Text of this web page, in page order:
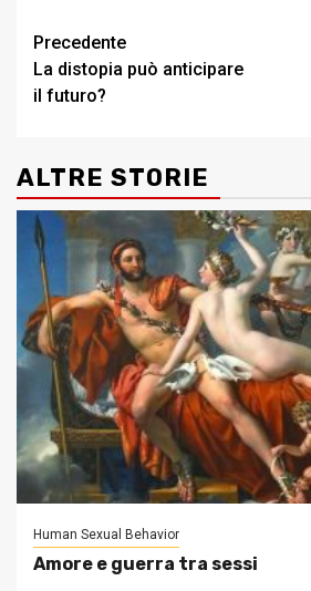
Post
navigation
Precedente
La distopia può anticipare
il futuro?
ALTRE STORIE
Human Sexual Behavior
Amore e guerra tra sessi